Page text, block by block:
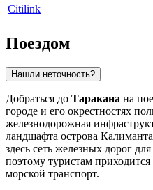
Citilink
Поездом
Нашли неточность?
Добраться до Таракана на
городе и его окрестностях
железнодорожная
ландшафта острова
здесь сеть железных дорог
поэтому туристам
морской транспорт.